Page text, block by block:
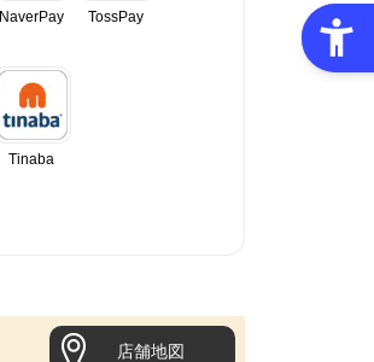
NaverPay TossPay
Tinaba
店舗地図